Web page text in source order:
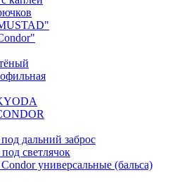
дальний заброс
светлячок
универсальные (бальса)